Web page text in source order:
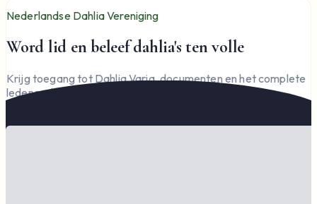
Nederlandse Dahlia Vereniging
Word lid en beleef dahlia's ten volle
Krijg toegang tot Dahlia Varia, documenten en het complete
ledengedeelte — en steun de vereniging.